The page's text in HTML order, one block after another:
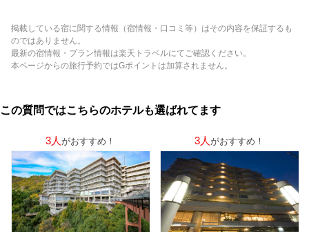
掲載している宿に関する情報（宿情報・口コミ等）はその内容を保証するも
のではありません。
最新の宿情報・プラン情報は楽天トラベルにてご確認ください。
本ページからの旅行予約ではGポイントは加算されません。
この質問ではこちらのホテルも選ばれてます
3人 がおすすめ！ 3人 がおすすめ！